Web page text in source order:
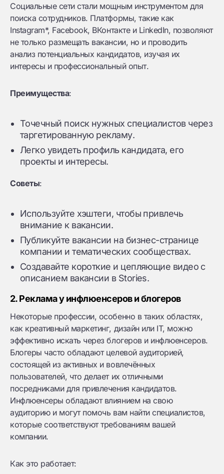
Социальные сети стали мощным инструментом для
поиска сотрудников. Платформы, такие как
Instagram*, Facebook, ВКонтакте и LinkedIn, позволяют
не только размещать вакансии, но и проводить
анализ потенциальных кандидатов, изучая их
интересы и профессиональный опыт.
Преимущества:
Точечный поиск нужных специалистов через
таргетированную рекламу.
Легко увидеть профиль кандидата, его
проекты и интересы.
Советы:
Используйте хэштеги, чтобы привлечь
внимание к вакансии.
Публикуйте вакансии на бизнес-странице
компании и тематических сообществах.
Создавайте короткие и цепляющие видео с
описанием вакансии в Stories.
2. Реклама у инфлюенсеров и блогеров
Некоторые профессии, особенно в таких областях,
как креативный маркетинг, дизайн или IT, можно
эффективно искать через блогеров и инфлюенсеров.
Блогеры часто обладают целевой аудиторией,
состоящей из активных и вовлечённых
пользователей, что делает их отличными
посредниками для привлечения кандидатов.
Инфлюенсеры обладают влиянием на свою
аудиторию и могут помочь вам найти специалистов,
которые соответствуют требованиям вашей
компании.
Как это работает: